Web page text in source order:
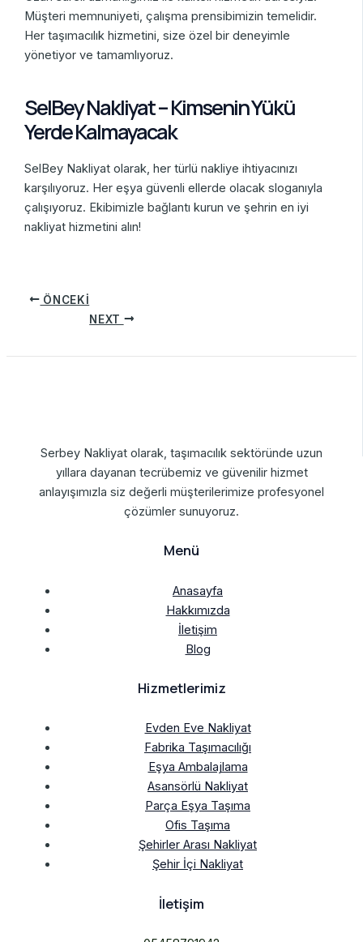
Müşteri memnuniyeti, çalışma prensibimizin temelidir.
Her taşımacılık hizmetini, size özel bir deneyimle
yönetiyor ve tamamlıyoruz.
SelBey Nakliyat – Kimsenin Yükü
Yerde Kalmayacak
SelBey Nakliyat olarak, her türlü nakliye ihtiyacınızı
karşılıyoruz. Her eşya güvenli ellerde olacak sloganıyla
çalışıyoruz. Ekibimizle bağlantı kurun ve şehrin en iyi
nakliyat hizmetini alın!
ÖNCEKI
NEXT
Serbey Nakliyat olarak, taşımacılık sektöründe uzun
yıllara dayanan tecrübemiz ve güvenilir hizmet
anlayışımızla siz değerli müşterilerimize profesyonel
çözümler sunuyoruz.
Menü
Anasayfa
Hakkımızda
İletişim
Blog
Hizmetlerimiz
Evden Eve Nakliyat
Fabrika Taşımacılığı
Eşya Ambalajlama
Asansörlü Nakliyat
Parça Eşya Taşıma
Ofis Taşıma
Şehirler Arası Nakliyat
Şehir İçi Nakliyat
İletişim